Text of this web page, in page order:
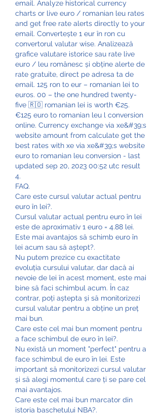
email. Analyze historical currency
charts or live euro / romanian leu rates
and get free rate alerts directly to your
email. Convertește 1 eur în ron cu
convertorul valutar wise. Analizează
grafice valutare istorice sau rate live
euro / leu românesc și obține alerte de
rate gratuite, direct pe adresa ta de
email. 125 ron to eur – romanian lei to
euros. 00 – the one hundred twenty-
five 🇷🇴 romanian lei is worth €25.
€125 euro to romanian leu l conversion
online. Currency exchange via xe&#39;s
website amount from calculate get the
best rates with xe via xe&#39;s website
euro to romanian leu conversion - last
updated sep 20, 2023 00:52 utc result
4.
FAQ.
Care este cursul valutar actual pentru
euro în lei?.
Cursul valutar actual pentru euro în lei
este de aproximativ 1 euro = 4.88 lei.
Este mai avantajos să schimb euro în
lei acum sau să aștept?.
Nu putem prezice cu exactitate
evoluția cursului valutar, dar dacă ai
nevoie de lei în acest moment, este mai
bine să faci schimbul acum. În caz
contrar, poți aștepta și să monitorizezi
cursul valutar pentru a obține un preț
mai bun.
Care este cel mai bun moment pentru
a face schimbul de euro în lei?.
Nu există un moment "perfect" pentru a
face schimbul de euro în lei. Este
important să monitorizezi cursul valutar
și să alegi momentul care ți se pare cel
mai avantajos.
Care este cel mai bun marcator din
istoria baschetului NBA?.